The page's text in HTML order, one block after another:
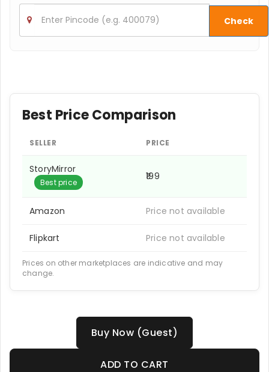
Check
Best Price Comparison
SELLER PRICE
StoryMirror
Best price
₹199
Amazon Price not available
Flipkart Price not available
Prices on other marketplaces are indicative and may
change.
Buy Now (Guest)
ADD TO CART